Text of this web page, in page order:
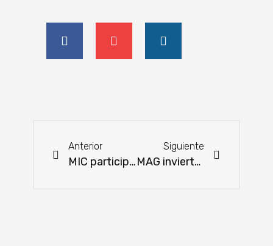
Anterior
MIC participa de la Semana de la Sustentabilidad de Abu Dabi
Siguiente
MAG invierte más de 2 mil millones en mejoras para las ALAT